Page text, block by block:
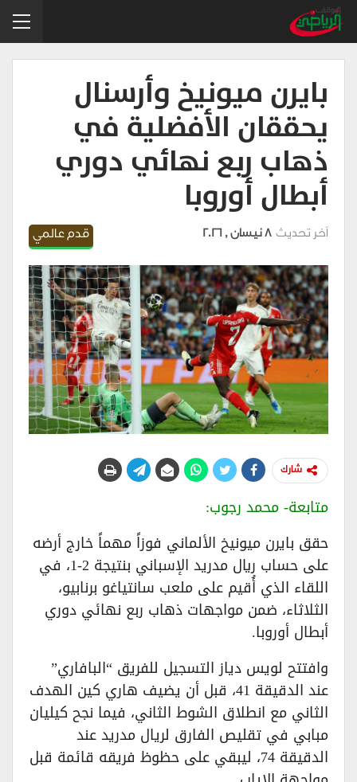
بايرن ميونيخ وأرسنال
يحققان الأفضلية في
ذهاب ربع نهائي دوري
أبطال أوروبا
قدم عالمي آخر تحديث8 نيسان , 2026
شارك
متابعة- محمد رجوب:
حقق بايرن ميونيخ الألماني فوزاً مهماً خارج أرضه
على حساب ريال مدريد الإسباني بنتيجة 2-1، في
اللقاء الذي أُقيم على ملعب سانتياغو برنابيو،
الثلاثاء، ضمن مواجهات ذهاب ربع نهائي دوري
أبطال أوروبا.
وافتتح لويس دياز التسجيل للفريق “البافاري”
عند الدقيقة 41، قبل أن يضيف هاري كين الهدف
الثاني مع انطلاق الشوط الثاني، فيما نجح كيليان
مبابي في تقليص الفارق لريال مدريد عند
الدقيقة 74، ليبقي على حظوظ فريقه قائمة قبل